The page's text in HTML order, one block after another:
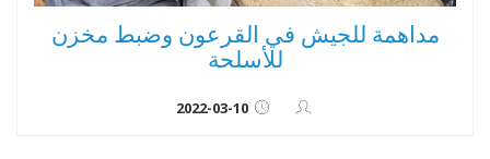
مداهمة للجيش في القرعون وضبط مخزن
للأسلحة